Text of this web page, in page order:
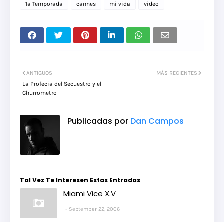
1a Temporada cannes mi vida video
MÁS RECIENTES
ANTIGUOS
La Profecia del Secuestro y el
Churrometro
Publicadas por Dan Campos
Tal Vez Te Interesen Estas Entradas
Miami Vice X.V
September 22, 2006